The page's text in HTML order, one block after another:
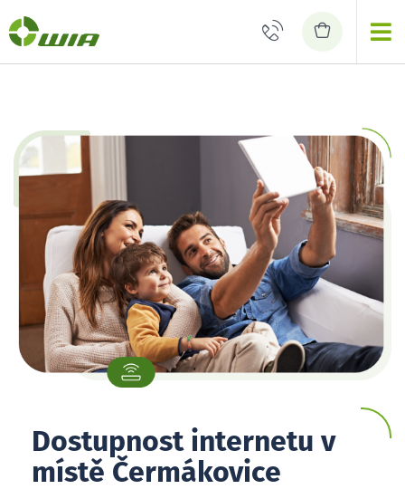
Dostupnost internetu v
místě Čermákovice